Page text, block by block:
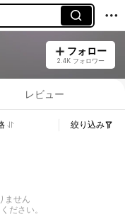
フォロー
2.4K フォロワー
レビュー
絞り込み
ません
ださい。